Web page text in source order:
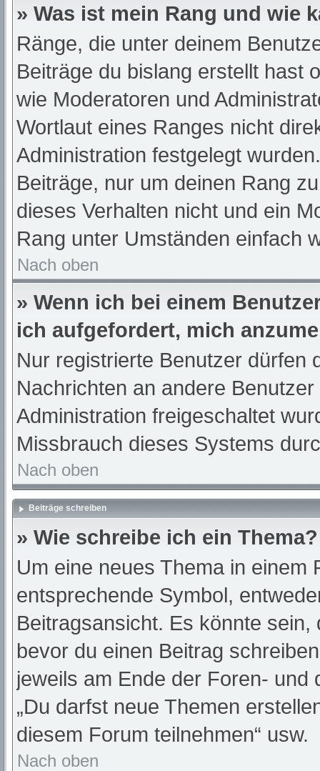
» Was ist mein Rang und wie
Ränge, die unter deinem
Beiträge du bislang erstellt hast
wie Moderatoren und
Wortlaut eines Ranges nicht
Administration festgelegt
Beiträge, nur um deinen Rang
dieses Verhalten nicht und ein
Rang unter Umständen einfach
Nach oben
» Wenn ich bei einem
ich aufgefordert, mich
Nur registrierte Benutzer dürfen
Nachrichten an andere
Administration freigeschaltet
Missbrauch dieses Systems
Nach oben
Beiträge schreiben
» Wie schreibe ich ein Thema?
Um eine neues Thema in
entsprechende Symbol,
Beitragsansicht. Es könnte
bevor du einen Beitrag
jeweils am Ende der Foren-
„Du darfst neue Themen
diesem Forum teilnehmen“ usw.
Nach oben